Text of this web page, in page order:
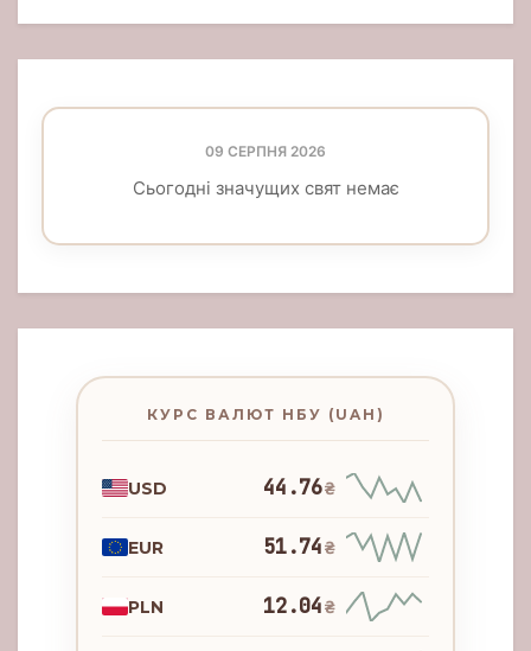
09 СЕРПНЯ 2026
Сьогодні значущих свят немає
КУРС ВАЛЮТ НБУ (UAH)
USD 44.76₴
EUR 51.74₴
PLN 12.04₴